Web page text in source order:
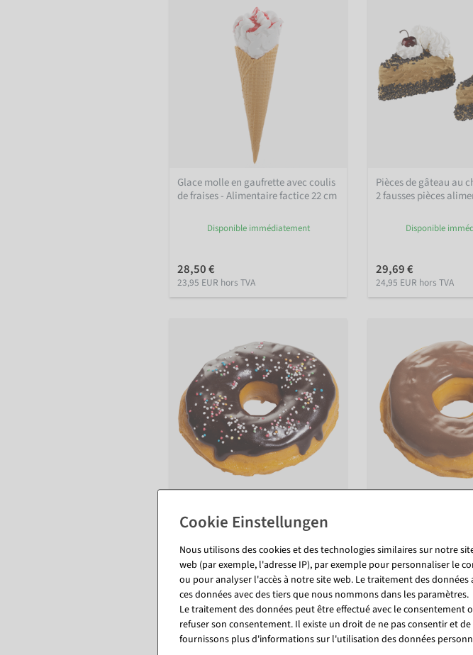
Glace molle en gaufrette avec coulis
de fraises - Alimentaire factice 22 cm
Disponible immédiatement
28,50 €
23,95 EUR hors TVA
Pièces de gâteau au
2 fausses pièces
Disponible
29,69 €
24,95 EUR hors TVA
aliment factice
Disponible immédiatement
29,69 €
24,95 EUR hors TVA
Disponible
26,12 €
21,95 EUR hors TVA
Nous utilisons des cookies et des technologies similaires sur notre
web (par exemple, l'adresse IP), par exemple pour personnaliser le
ou pour analyser l'accès à notre site web. Le traitement des
ces données avec des tiers que nous nommons dans les paramètres.
Le traitement des données peut être effectué avec le
refuser son consentement. Il existe un droit de ne pas consentir et
fournissons plus d'informations sur l'utilisation des données